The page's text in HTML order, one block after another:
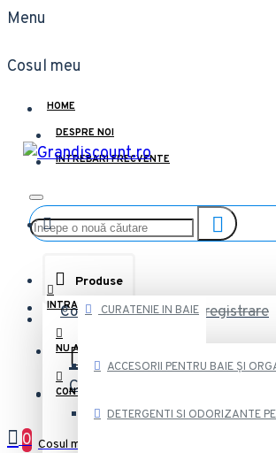
Menu
Cosul meu
HOME
DESPRE NOI
INTREBARI FRECVENTE
Contul meuLogare/Inregistrare
Contact
Cosul meu
Produse
CURATENIE IN BAIE
ACCESORII PENTRU BAIE ȘI
DETERGENTI SI ODORIZANTE
INTRA IN CONT
NU AI CONT? CLICK AICI!
CONTACT
0